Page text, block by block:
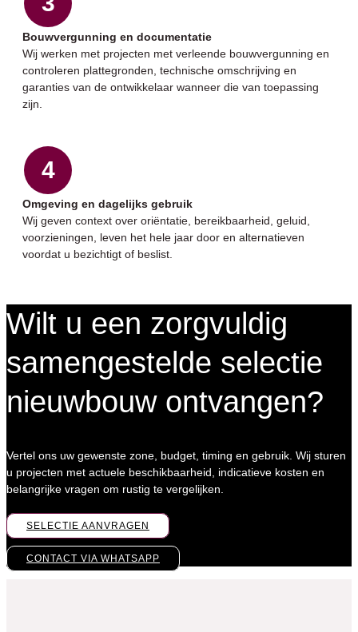
Bouwvergunning en documentatie
Wij werken met projecten met verleende bouwvergunning en
controleren plattegronden, technische omschrijving en
garanties van de ontwikkelaar wanneer die van toepassing
zijn.
4
Omgeving en dagelijks gebruik
Wij geven context over oriëntatie, bereikbaarheid, geluid,
voorzieningen, leven het hele jaar door en alternatieven
voordat u bezichtigt of beslist.
Wilt u een zorgvuldig
samengestelde selectie
nieuwbouw ontvangen?
Vertel ons uw gewenste zone, budget, timing en gebruik. Wij sturen
u projecten met actuele beschikbaarheid, indicatieve kosten en
belangrijke vragen om rustig te vergelijken.
SELECTIE AANVRAGEN
CONTACT VIA WHATSAPP